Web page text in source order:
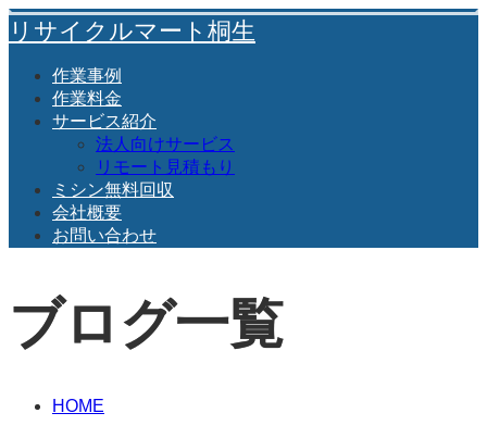
リサイクルマート桐生
作業事例
作業料金
サービス紹介
法人向けサービス
リモート見積もり
ミシン無料回収
会社概要
お問い合わせ
ブログ一覧
HOME